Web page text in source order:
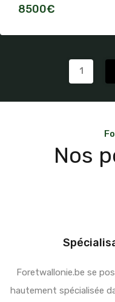
8500€
1
Nos
Foretwallonie.be se
hautement spécialisée